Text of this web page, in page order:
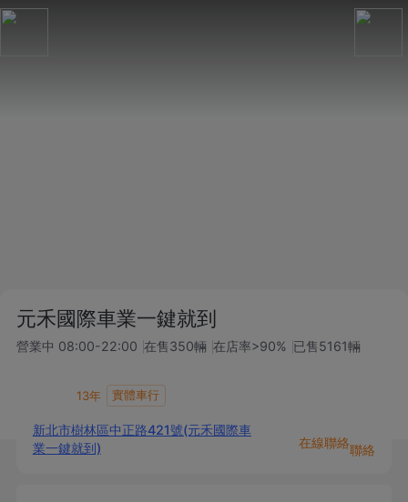
元禾國際車業一鍵就到
營業中 08:00-22:00 在售350輛 在店率>90% 已售5161輛
13年 實體車行
新北市樹林區中正路421號(元禾國際車
業一鍵就到)
在線聯絡聯絡